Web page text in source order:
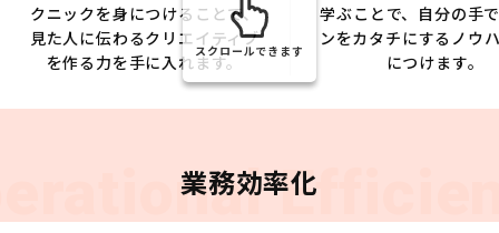
クニックを身につけることで、
見た人に伝わるクリエイティブ
を作る力を手に入れます。
学ぶことで、自分の手
ンをカタチにするノウ
につけます。
スクロールできます
業務効率化